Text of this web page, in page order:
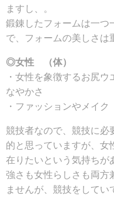
ますし、。
鍛錬したフォームは一つ
で、フォームの美しさは
◎女性 （体）
・女性を象徴するお尻
なやかさ
・ファッションやメイク
競技者なので、競技に必
的と思っていますが、女
在りたいという気持ちが
強さも女性らしさも両方
ませんが、競技をして